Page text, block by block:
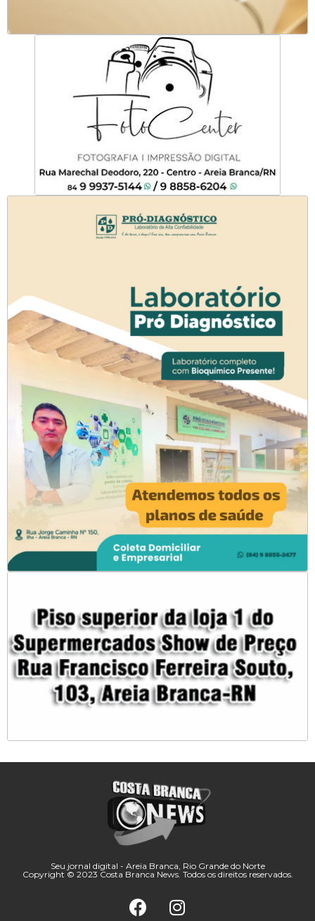
Seu jornal digital - Areia Branca, Rio Grande do Norte
Copyright © 2023 Costa Branca News. Todos os direitos reservados.